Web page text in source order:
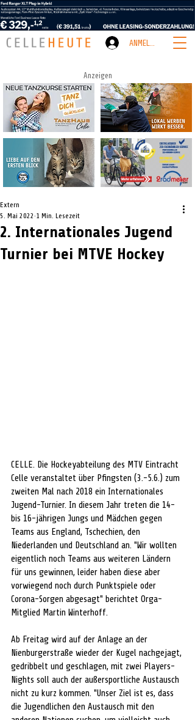
ANMELDEN
Anzeigen
2. Internationales Jugend
Turnier bei MTVE Hockey
Extern
5. Mai 2022 1 Min. Lesezeit
CELLE. Die Hockeyabteilung des MTV Eintracht
Celle veranstaltet über Pfingsten (3.-5.6.) zum
zweiten Mal nach 2018 ein Internationales
Jugend-Turnier. In diesem Jahr treten die 14-
bis 16-jährigen Jungs und Mädchen gegen
Teams aus England, Tschechien, den
Niederlanden und Deutschland an. "Wir wollten
eigentlich noch Teams aus weiteren Ländern
für uns gewinnen, leider haben diese aber
vorwiegend noch durch Punktspiele oder
Corona-Sorgen abgesagt" berichtet Orga-
Mitglied Martin Winterhoff.
Ab Freitag wird auf der Anlage an der
Nienburgerstraße wieder der Kugel nachgejagt,
gedribbelt und geschlagen, mit zwei Players-
Nights soll auch der außersportliche Austausch
nicht zu kurz kommen. "Unser Ziel ist es, dass
die Jugendlichen den Austausch mit den